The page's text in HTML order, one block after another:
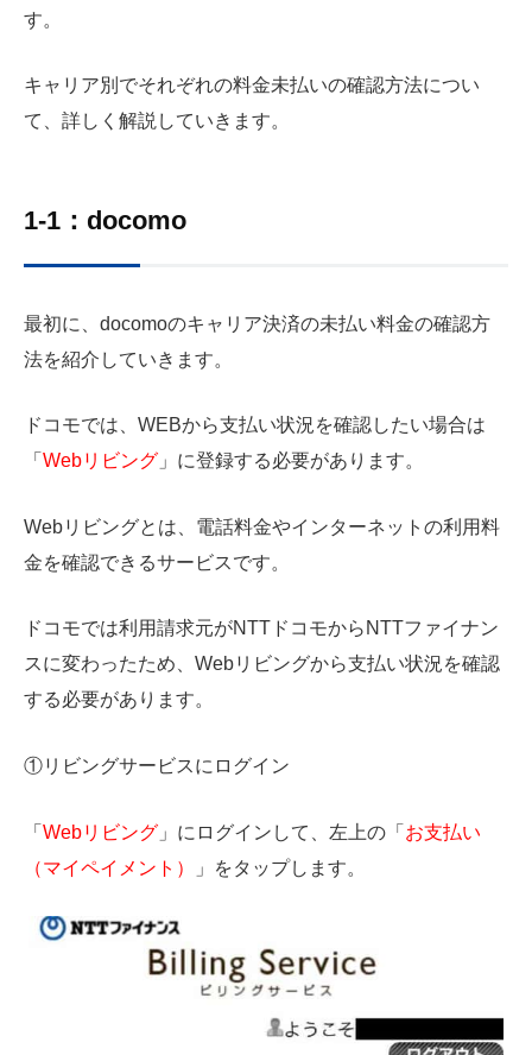
す。
キャリア別でそれぞれの料金未払いの確認方法につい
て、詳しく解説していきます。
1-1：docomo
最初に、docomoのキャリア決済の未払い料金の確認方
法を紹介していきます。
ドコモでは、WEBから支払い状況を確認したい場合は
「 Webリビング 」に登録する必要があります。
Webリビングとは、電話料金やインターネットの利用料
金を確認できるサービスです。
ドコモでは利用請求元がNTTドコモからNTTファイナン
スに変わったため、Webリビングから支払い状況を確認
する必要があります。
①リビングサービスにログイン
「 Webリビング 」にログインして、左上の「 お支払い
（マイペイメント）
」をタップします。